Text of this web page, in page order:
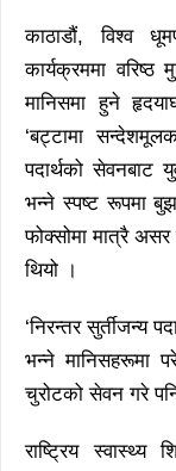
काठाडौं, विश्व
कार्यक्रममा
मानिसमा हुने
‘बट्टामा
पदार्थको सेवनबाट
भन्ने स्पष्ट रूपमा
फोक्सोमा मात्रै
थियो ।
‘निरन्तर सुर्तीजन्य
भन्ने मानिसहरूमा
चुरोटको सेवन गरे
राष्ट्रिय स्वास्थ्य